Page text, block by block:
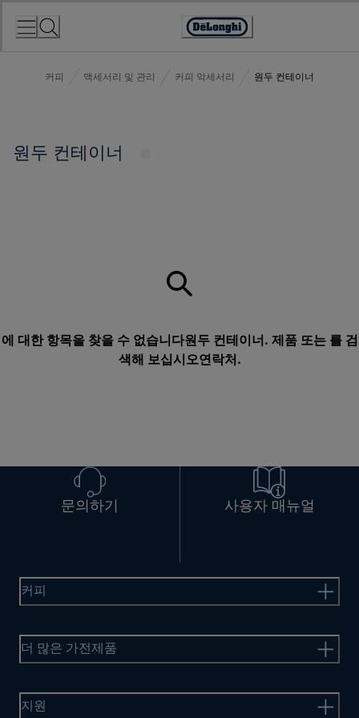
Accessibility
커피 액세서리 및 관리 커피 악세서리 원두 컨테이너
원두 컨테이너
에 대한 항목을 찾을 수 없습니다원두 컨테이너. 제품 또는 를 검
색해 보십시오연락처 .
문의하기 사용자 매뉴얼
커피
더 많은 가전제품
지원